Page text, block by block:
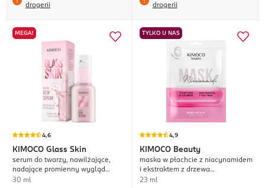
drogerii
drogerii
MEGA!
4,6
KIMOCO Glass Skin
serum do twarzy, nawilżające,
nadające promienny wygląd
skórze
30 ml
TYLKO U NAS
4,9
KIMOCO Beauty
maska w płachcie z niacynamidem
i ekstraktem z drzewa
herbacianego, oczyszczająco-
23 ml